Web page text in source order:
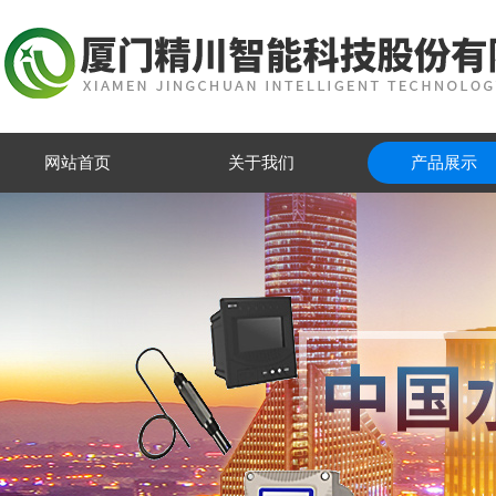
网站首页 关于我们 产品展示